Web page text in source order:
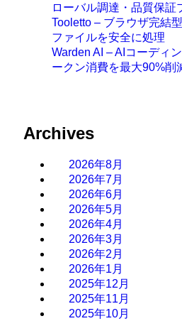
ローバル調達・品質保証
Tooletto – ブラウザ完結
ファイルを安全に処理
Warden AI – AIコーディ
ークン消費を最大90%削
Archives
2026年8月
2026年7月
2026年6月
2026年5月
2026年4月
2026年3月
2026年2月
2026年1月
2025年12月
2025年11月
2025年10月